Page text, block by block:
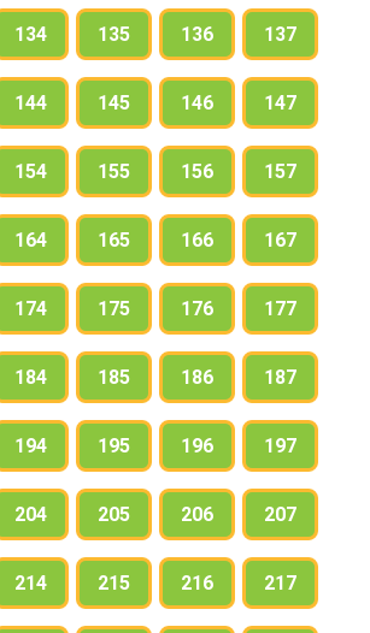
134 135 136 137
144 145 146 147
154 155 156 157
164 165 166 167
174 175 176 177
184 185 186 187
194 195 196 197
204 205 206 207
214 215 216 217